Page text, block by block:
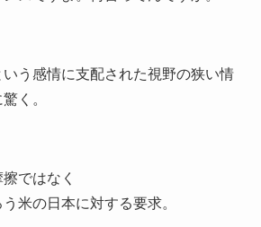
う感情に支配された視野の狭い情
く。
ではなく
米の日本に対する要求。